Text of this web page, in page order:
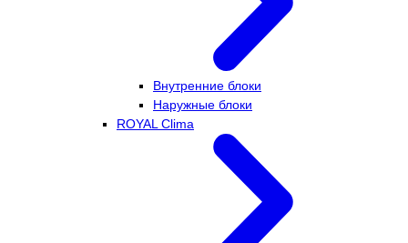
Внутренние блоки
Наружные блоки
ROYAL Clima